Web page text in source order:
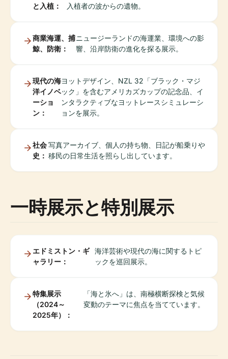
と入植：
入植者の波からの遺物。
商業海運、捕
鯨、防衛：
ニュージーランドの海運業、環境への影
響、沿岸防衛の進化を探る展示。
現代の海
洋イノベ
ーショ
ン：
ヨットデザイン、NZL 32「ブラック・マジ
ック」を含むアメリカズカップの記念品、イ
ンタラクティブなヨットレースシミュレーシ
ョンを展示。
社会
史：
写真アーカイブ、個人の持ち物、日記が船乗りや
移民の日常生活を照らし出しています。
一時展示と特別展示
エドミストン・ギ
ャラリー：
海洋芸術や現代の海に関するトピ
ックを巡回展示。
特集展示
（2024～
2025年）：
「海と氷へ」は、南極横断探検と気候
変動のテーマに焦点を当てています。